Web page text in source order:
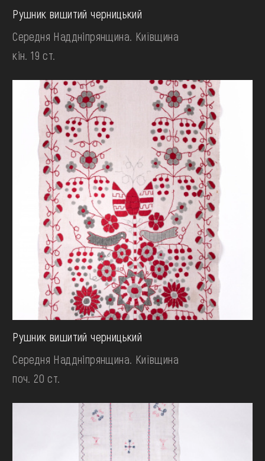
Рушник вишитий черницький
Середня Наддніпрянщина. Київщина
кін. 19 ст.
Рушник вишитий черницький
Середня Наддніпрянщина. Київщина
поч. 20 ст.